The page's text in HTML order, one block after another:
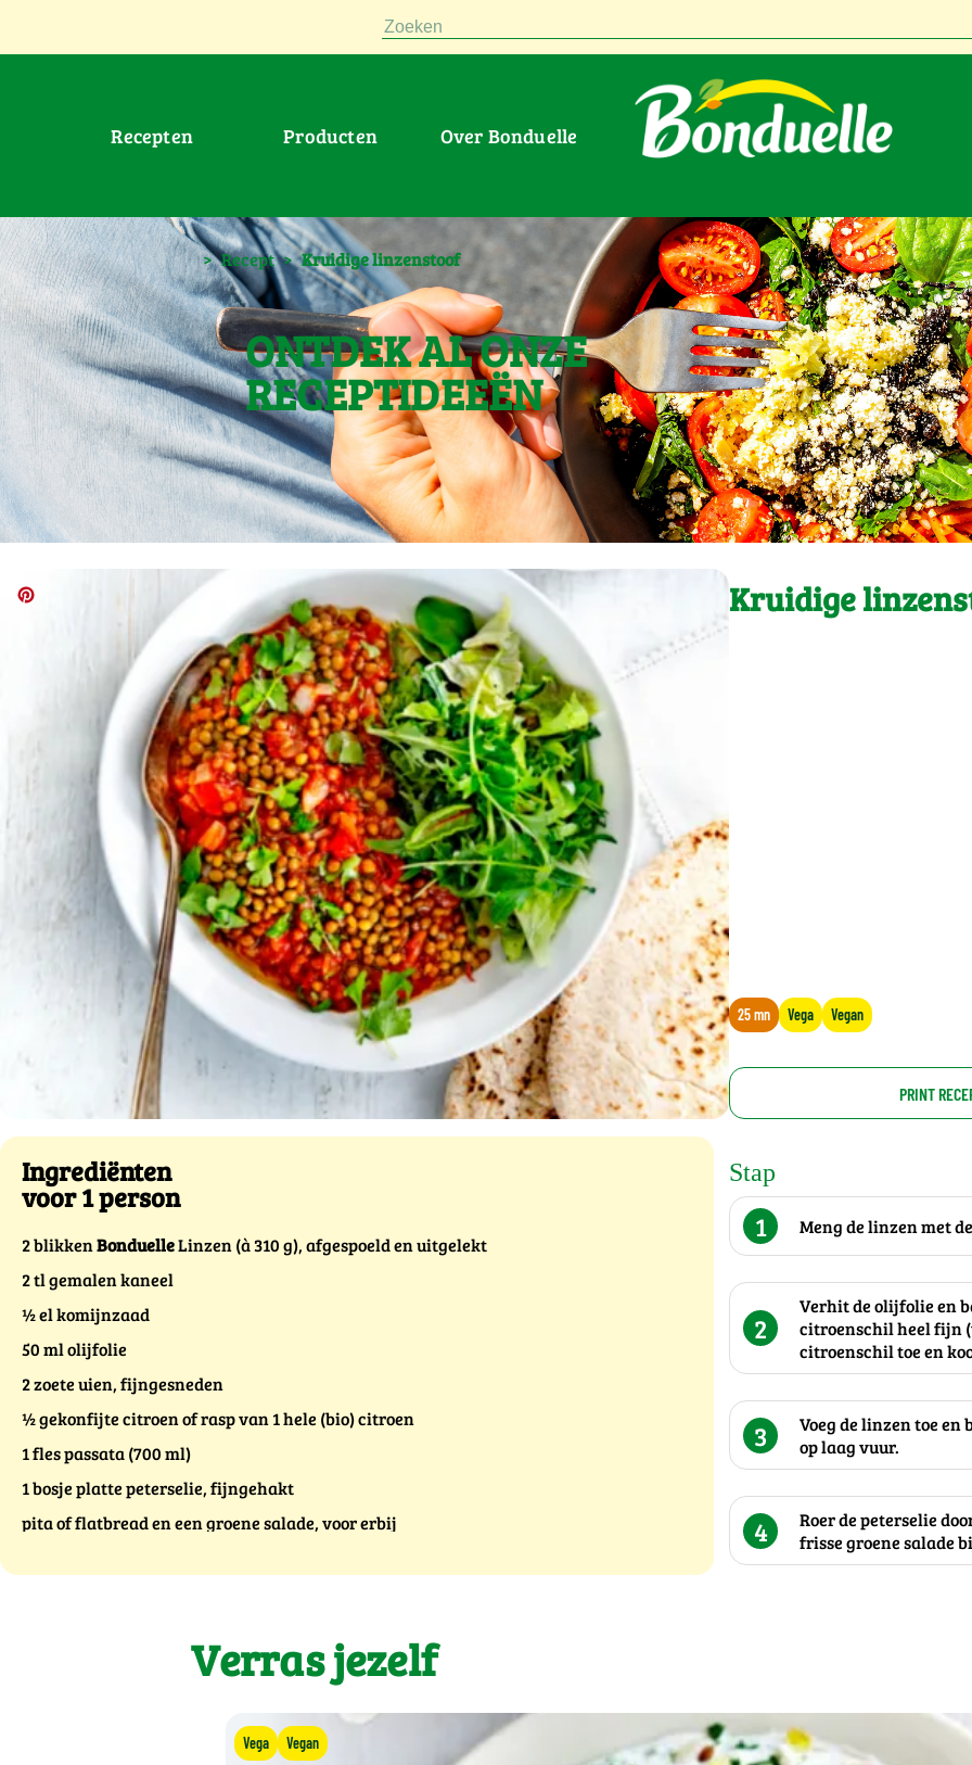
Zoeken
Recepten Producten Over Bonduelle
> Recept > Kruidige linzenstoof
ONTDEK AL ONZE
RECEPTIDEEËN
Kruidige
25 mn Vega Vegan
PRINT
Ingrediënten
voor 1 person
2 blikkenBonduelleLinzen (à 310 g), afgespoeld en uitgelekt
2 tl gemalen kaneel
½ el komijnzaad
50 ml olijfolie
2 zoete uien, fijngesneden
½ gekonfijte citroen of rasp van 1 hele (bio) citroen
1 fles passata (700 ml)
1 bosje platte peterselie, fijngehakt
pita of flatbread en een groene salade, voor erbij
Stap
1 Meng de linzen met
2
Verhit de olijfolie en
citroenschil heel fijn
citroenschil toe en
3
Voeg de linzen toe en
op laag vuur.
4
Roer de peterselie
frisse groene salade
Verras jezelf
Vega Vegan